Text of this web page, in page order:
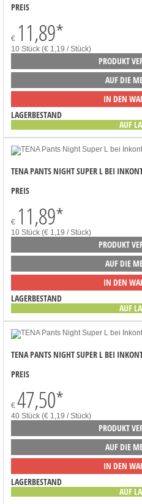
PREIS
€ 11,89*
10 Stück (€ 1,19 / Stück)
PRODUKT
AUF DIE
IN DEN
LAGERBESTAND
AUF
TENA PANTS NIGHT SUPER L BEI
PREIS
€ 11,89*
10 Stück (€ 1,19 / Stück)
PRODUKT
AUF DIE
IN DEN
LAGERBESTAND
AUF
TENA PANTS NIGHT SUPER L BEI
PREIS
€ 47,50*
40 Stück (€ 1,19 / Stück)
PRODUKT
AUF DIE
IN DEN
LAGERBESTAND
AUF